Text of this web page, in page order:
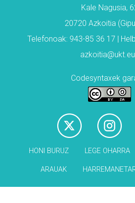
Kale Nagusia,
20720 Azkoitia
Telefonoak: 943-85 36 17 |
Codesyntaxek
HONI BURUZ LEGE OHARRA
ARAUAK